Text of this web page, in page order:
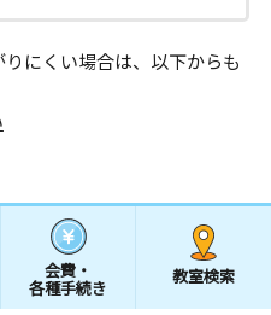
にくい場合は、以下からも
会費・
各種手続き
教室検索